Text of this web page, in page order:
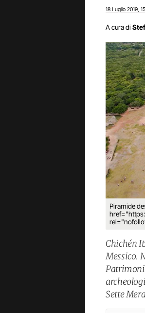
18 Luglio 2019
A cura di
Piramide
Chichén
Messico.
Sette